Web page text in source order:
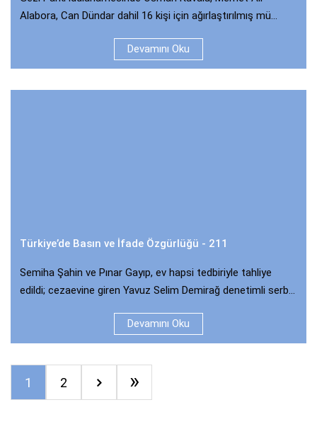
Alabora, Can Dündar dahil 16 kişi için ağırlaştırılmış mü...
Devamını Oku
Türkiye’de Basın ve İfade Özgürlüğü - 211
Semiha Şahin ve Pınar Gayıp, ev hapsi tedbiriyle tahliye
edildi; cezaevine giren Yavuz Selim Demirağ denetimli serb...
Devamını Oku
1 2 »